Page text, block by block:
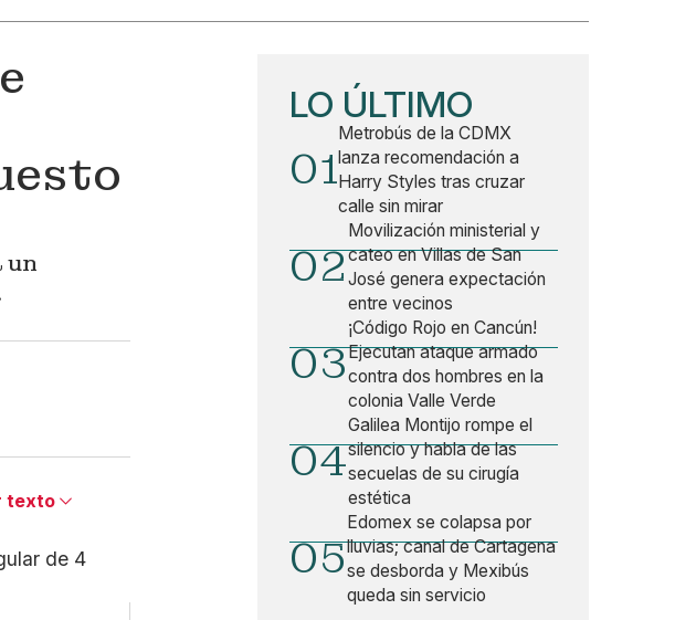
un
texto
LO ÚLTIMO
01
Metrobús de la CDMX
lanza recomendación a
Harry Styles tras cruzar
calle sin mirar
02
Movilización ministerial y
cateo en Villas de San
José genera expectación
entre vecinos
03
¡Código Rojo en Cancún!
Ejecutan ataque armado
contra dos hombres en la
colonia Valle Verde
04
Galilea Montijo rompe el
silencio y habla de las
secuelas de su cirugía
estética
05
Edomex se colapsa por
lluvias; canal de Cartagena
se desborda y Mexibús
queda sin servicio